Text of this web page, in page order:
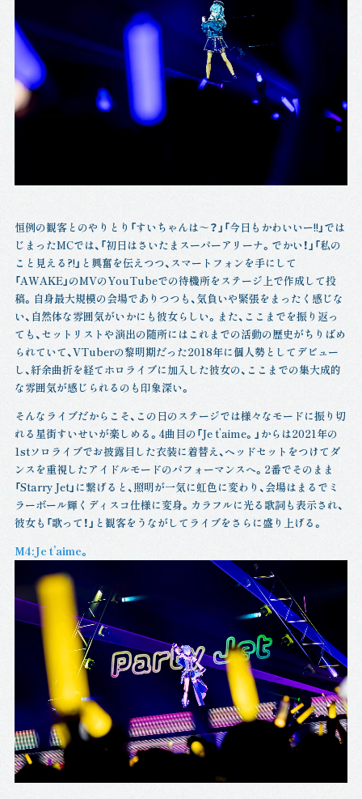
恒例の観客とのやりとり「すいちゃんは～？」「今日もかわいいー!!」では
じまったMCでは、「初日はさいたまスーパーアリーナ。でかい！」「私の
こと見える?!」と興奮を伝えつつ、スマートフォンを手にして
「AWAKE」のMVのYouTubeでの待機所をステージ上で作成して投
稿。自身最大規模の会場でありつつも、気負いや緊張をまったく感じな
い、自然体な雰囲気がいかにも彼女らしい。また、ここまでを振り返っ
ても、セットリストや演出の随所にはこれまでの活動の歴史がちりばめ
られていて、VTuberの黎明期だった2018年に個人勢としてデビュー
し、紆余曲折を経てホロライブに加入した彼女の、ここまでの集大成的
な雰囲気が感じられるのも印象深い。
そんなライブだからこそ、この日のステージでは様々なモードに振り切
れる星街すいせいが楽しめる。4曲目の「Je t’aime。」からは2021年の
1stソロライブでお披露目した衣装に着替え、ヘッドセットをつけてダ
ンスを重視したアイドルモードのパフォーマンスへ。2番でそのまま
「Starry Jet」に繋げると、照明が一気に虹色に変わり、会場はまるでミ
ラーボール輝くディスコ仕様に変身。カラフルに光る歌詞も表示され、
彼女も「歌って！」と観客をうながしてライブをさらに盛り上げる。
M4:Je t’aime。